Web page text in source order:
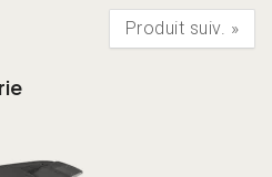
Produit suiv. »